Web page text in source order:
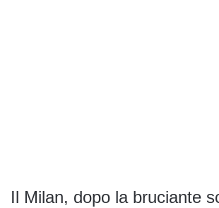
Il Milan, dopo la bruciante